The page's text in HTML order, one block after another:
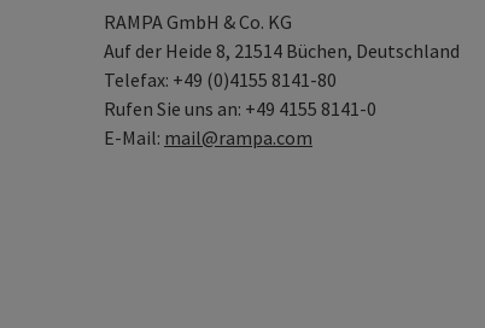
RAMPA GmbH & Co. KG
Auf der Heide 8, 21514 Büchen, Deutschland
Telefax: +49 (0)4155 8141-80
Rufen Sie uns an: +49 4155 8141-0
E-Mail: mail@rampa.com